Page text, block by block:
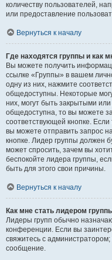
количеству пользователей,
или предоставление
Вернуться к началу
Где находятся группы и как
Вы можете получить
ссылке «Группы» в вашем
одну из них, нажмите
общедоступны. Некоторые
них, могут быть закрытыми
общедоступна, то вы можете
соответствующей кнопке.
вы можете отправить запрос
кнопке. Лидер группы должен
может спросить, зачем вы
беспокойте лидера группы,
быть для этого свои причины.
Вернуться к началу
Как мне стать лидером
Лидеры групп обычно
конференции. Если вы
свяжитесь с
сообщение.